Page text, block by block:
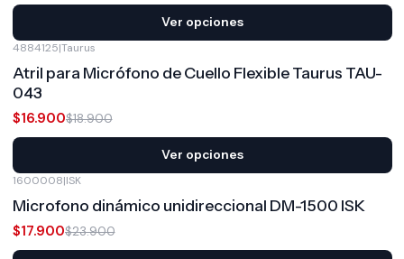
Ver opciones
4884125|Taurus
Atril para Micrófono de Cuello Flexible Taurus TAU-
043
$16.900$18.900
Ver opciones
1600008|ISK
Microfono dinámico unidireccional DM-1500 ISK
$17.900$23.900